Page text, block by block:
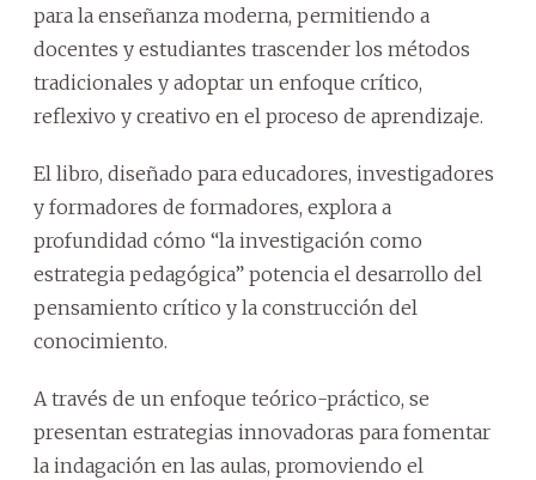
para la enseñanza moderna, permitiendo a
docentes y estudiantes trascender los métodos
tradicionales y adoptar un enfoque crítico,
reflexivo y creativo en el proceso de aprendizaje.
El libro, diseñado para educadores, investigadores
y formadores de formadores, explora a
profundidad cómo “la investigación como
estrategia pedagógica” potencia el desarrollo del
pensamiento crítico y la construcción del
conocimiento.
A través de un enfoque teórico-práctico, se
presentan estrategias innovadoras para fomentar
la indagación en las aulas, promoviendo el